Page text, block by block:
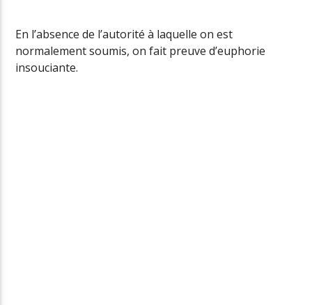
En l’absence de l’autorité à laquelle on est
normalement soumis, on fait preuve d’euphorie
insouciante.